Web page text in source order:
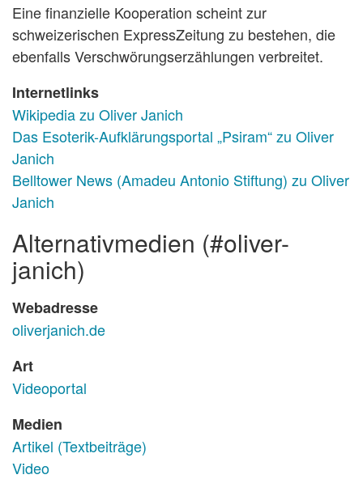
Eine finanzielle Kooperation scheint zur
schweizerischen ExpressZeitung zu bestehen, die
ebenfalls Verschwörungserzählungen verbreitet.
Internetlinks
Wikipedia zu Oliver Janich
Das Esoterik-Aufklärungsportal „Psiram“ zu Oliver
Janich
Belltower News (Amadeu Antonio Stiftung) zu Oliver
Janich
alternativmedien (#oliver-
janich)
Webadresse
oliverjanich.de
Art
Videoportal
Medien
Artikel (Textbeiträge)
Video